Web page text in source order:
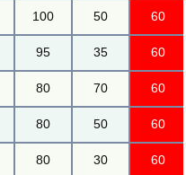
100 50 60
95 35 60
80 70 60
80 50 60
80 30 60